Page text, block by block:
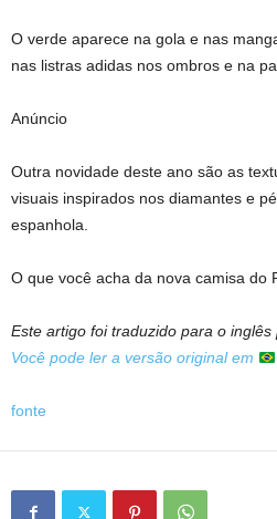
O verde aparece na gola e nas
nas listras adidas nos ombros e na
Anúncio
Outra novidade deste ano são as
visuais inspirados nos diamantes e
espanhola.
O que você acha da nova camisa do
Este artigo foi traduzido para o inglês
Você pode ler a versão original em
fonte